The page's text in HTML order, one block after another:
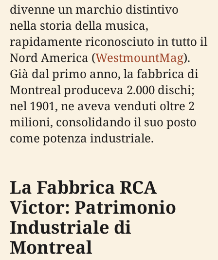
divenne un marchio distintivo
nella storia della musica,
rapidamente riconosciuto in tutto il
Nord America (WestmountMag).
Già dal primo anno, la fabbrica di
Montreal produceva 2.000 dischi;
nel 1901, ne aveva venduti oltre 2
milioni, consolidando il suo posto
come potenza industriale.
La Fabbrica RCA
Victor: Patrimonio
Industriale di
Montreal